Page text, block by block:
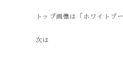
トップ画像は「ホワイトブー
次は